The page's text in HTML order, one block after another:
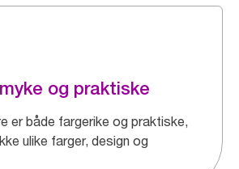
og praktiske
er både fargerike og praktiske,
ulike farger, design og